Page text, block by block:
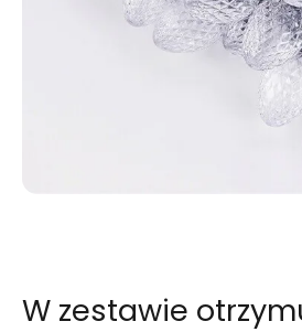
W zestawie